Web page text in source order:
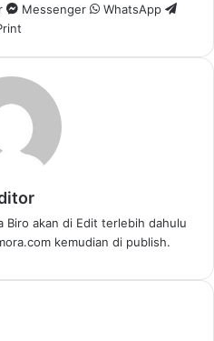
Messenger
WhatsApp
Biro akan di Edit terlebih dahulu
kemudian di publish.